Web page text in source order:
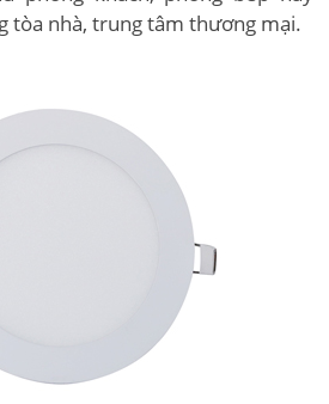
tòa nhà, trung tâm thương mại.